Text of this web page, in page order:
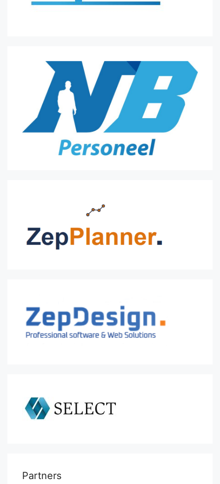
Partners